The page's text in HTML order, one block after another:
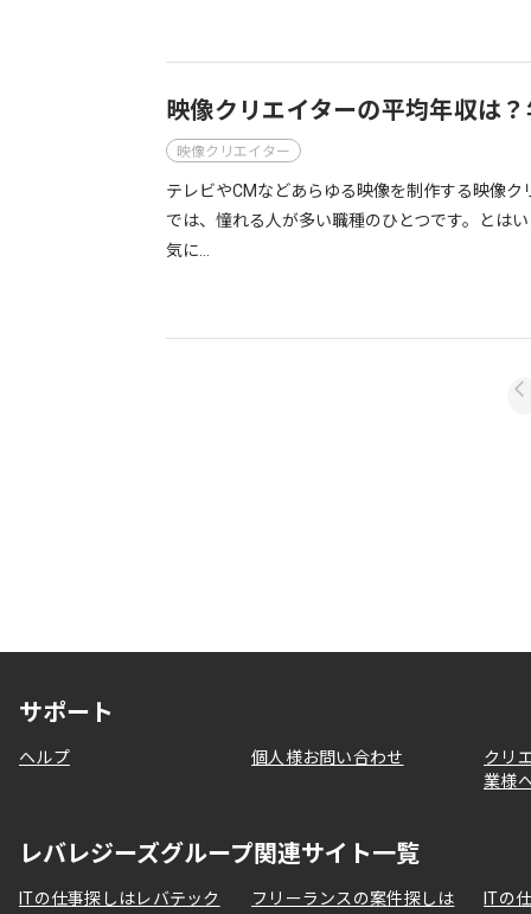
映像クリエイターの平均年収は
映像クリエイター
テレビやCMなどあらゆる映像を制作する映像
では、憧れる人が多い職種のひとつです。とは
気に…
サポート
ヘルプ 個人様お問い合わせ
クリ
業様
レバレジーズグループ関連サイト一覧
ITの仕事探しはレバテック
フリーランスの案件探しは
ITの